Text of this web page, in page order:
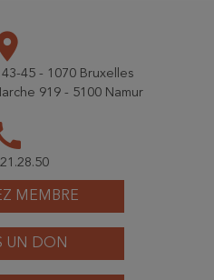
MEMBRE
UN DON
45 - 1070 Bruxelles
919 - 5100 Namur